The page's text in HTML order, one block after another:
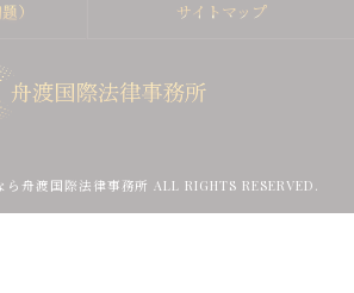
） サイトマップ
舟渡国際法律事務所 ALL RIGHTS RESERVED.